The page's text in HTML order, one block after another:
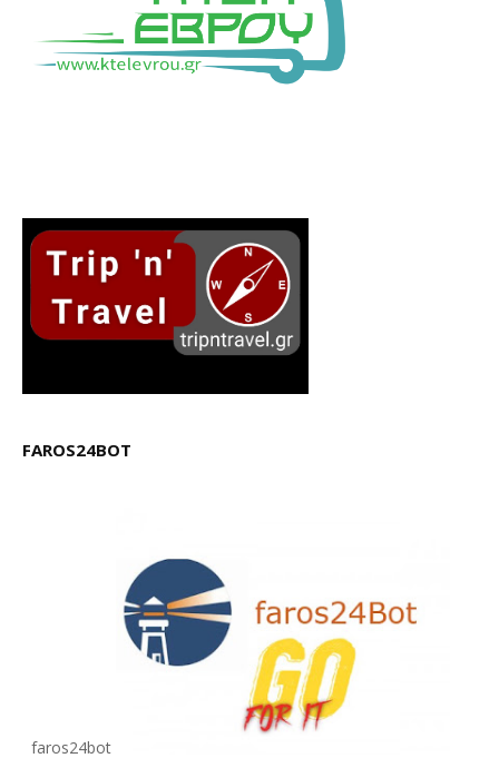
FAROS24BOT
faros24bot